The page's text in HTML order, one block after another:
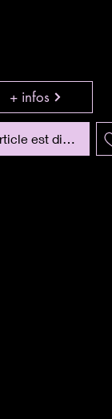
est disponible
+ infos